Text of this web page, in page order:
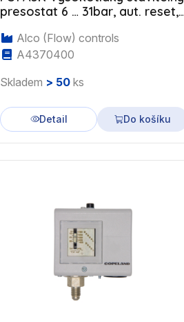
presostat 6 … 31bar, aut. reset,
Alco (Flow) controls
A4370400
Skladem > 50 ks
Detail Do košíku